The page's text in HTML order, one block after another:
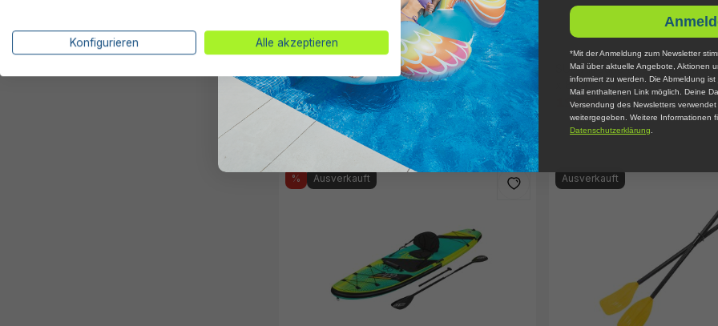
SUP Allround Board-Set Wildwave™ 305 x 76
x 12 cm
189,95 €* 299,95 €* UVP
SUP Allround Board-Set Wild
x 84 x 15 cm
199,95 €* 319,95 €* UVP
% Ausverkauft Ausverkauft
Konfigurieren Alle akzeptieren
*Mit der Anmeldung zum Newsletter
Mail über aktuelle Angebote, Aktionen
informiert zu werden. Die Abmeldung
Mail enthaltenen Link möglich. Deine
Versendung des Newsletters
weitergegeben. Weitere Informationen
Datenschutzerklärung